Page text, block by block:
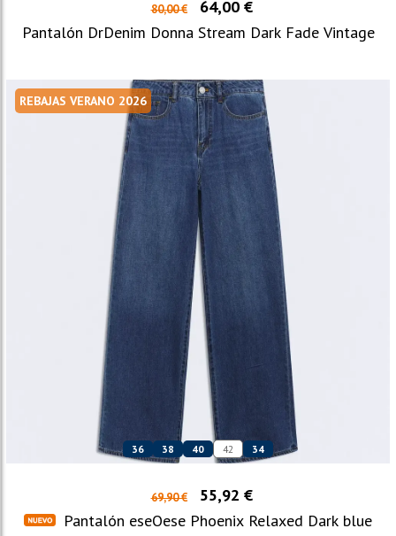
80,00 €
64,00 €
Pantalón DrDenim Donna Stream Dark Fade Vintage
REBAJAS VERANO 2026
36 38 40 42 34
69,90 €
55,92 €
Pantalón eseOese Phoenix Relaxed Dark blue